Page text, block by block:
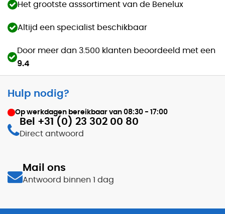
Het grootste asssortiment van de Benelux
Altijd een specialist beschikbaar
Door meer dan 3.500 klanten beoordeeld met een
9.4
Hulp nodig?
Op werkdagen bereikbaar van 08:30 - 17:00
Bel +31 (0) 23 302 00 80
Direct antwoord
Mail ons
Antwoord binnen 1 dag